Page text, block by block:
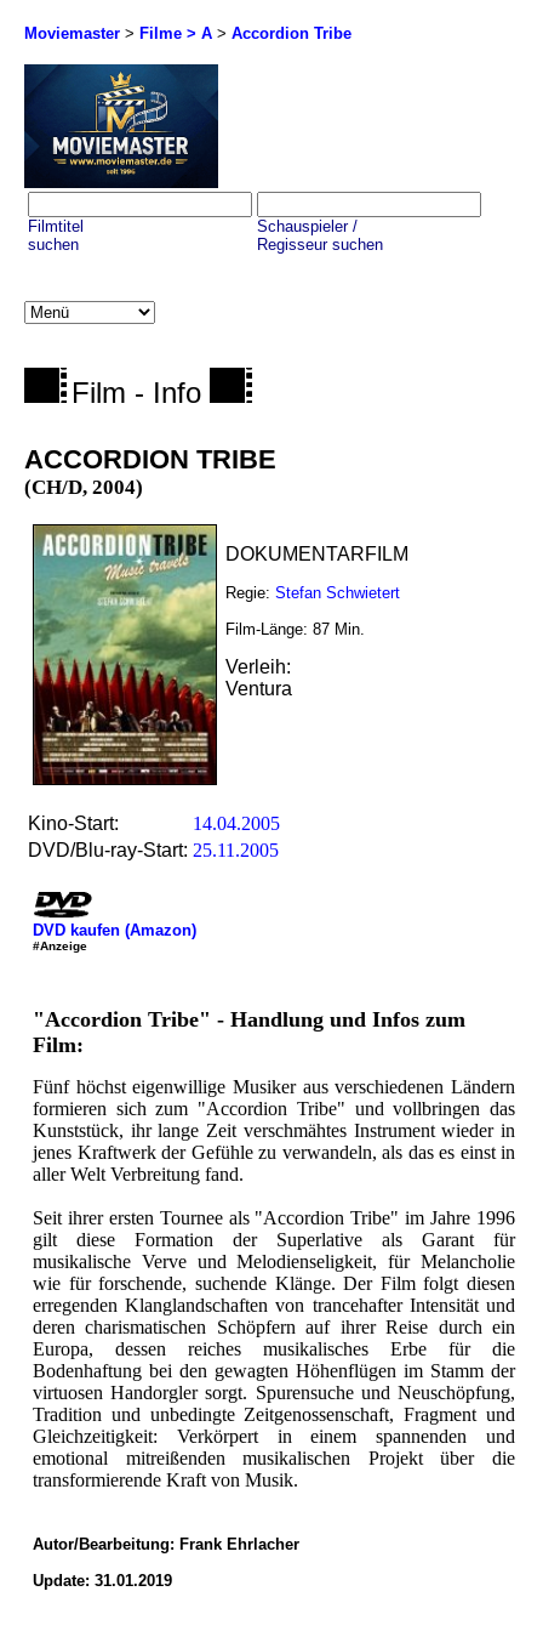
Moviemaster > Filme > A > Accordion Tribe
Filmtitel
suchen
Schauspieler /
Regisseur suchen
Film - Info
ACCORDION TRIBE
(CH/D, 2004)
DOKUMENTARFILM
Regie: Stefan Schwietert
Film-Länge: 87 Min.
Verleih:
Ventura
Kino-Start:
14.04.2005
DVD/Blu-ray-Start: 25.11.2005
DVD kaufen (Amazon)
#Anzeige
"Accordion Tribe" - Handlung und Infos zum
Film:
Fünf höchst eigenwillige Musiker aus verschiedenen Ländern
formieren sich zum "Accordion Tribe" und vollbringen das
Kunststück, ihr lange Zeit verschmähtes Instrument wieder in
jenes Kraftwerk der Gefühle zu verwandeln, als das es einst in
aller Welt Verbreitung fand.
Seit ihrer ersten Tournee als "Accordion Tribe" im Jahre 1996
gilt diese Formation der Superlative als Garant für
musikalische Verve und Melodienseligkeit, für Melancholie
wie für forschende, suchende Klänge. Der Film folgt diesen
erregenden Klanglandschaften von trancehafter Intensität und
deren charismatischen Schöpfern auf ihrer Reise durch ein
Europa, dessen reiches musikalisches Erbe für die
Bodenhaftung bei den gewagten Höhenflügen im Stamm der
virtuosen Handorgler sorgt. Spurensuche und Neuschöpfung,
Tradition und unbedingte Zeitgenossenschaft, Fragment und
Gleichzeitigkeit: Verkörpert in einem spannenden und
emotional mitreißenden musikalischen Projekt über die
transformierende Kraft von Musik.
Autor/Bearbeitung: Frank Ehrlacher
Update: 31.01.2019